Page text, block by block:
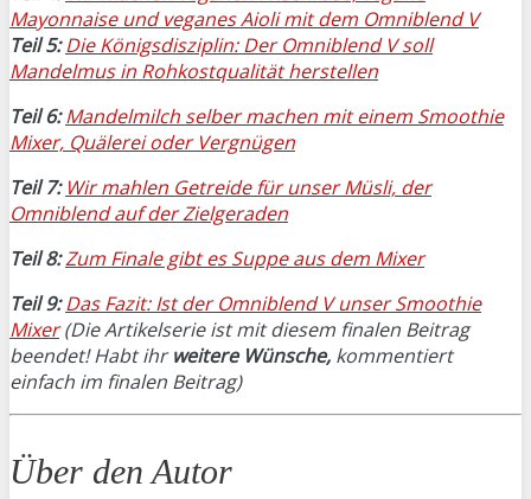
Mayonnaise und veganes Aioli mit dem Omniblend V
Teil 5:Die Königsdisziplin: Der Omniblend V soll
Mandelmus in Rohkostqualität herstellen
Teil 6: Mandelmilch selber machen mit einem Smoothie
Mixer, Quälerei oder Vergnügen
Teil 7: Wir mahlen Getreide für unser Müsli, der
Omniblend auf der Zielgeraden
Teil 8:Zum Finale gibt es Suppe aus dem Mixer
Teil 9: Das Fazit: Ist der Omniblend V unser Smoothie
Mixer(Die Artikelserie ist mit diesem finalen Beitrag
beendet! Habt ihrweitere Wünsche, kommentiert
einfach im finalen Beitrag)
Über den Autor